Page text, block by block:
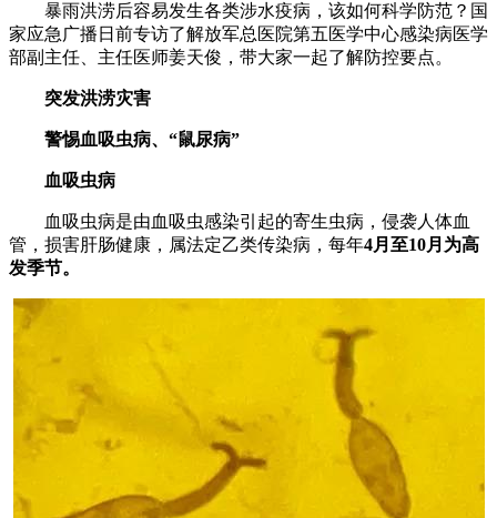
暴雨洪涝后容易发生各类涉水疫病，该如何科学防范？国
家应急广播日前专访了解放军总医院第五医学中心感染病医学
部副主任、主任医师姜天俊，带大家一起了解防控要点。
突发洪涝灾害
警惕血吸虫病、“鼠尿病”
血吸虫病
血吸虫病是由血吸虫感染引起的寄生虫病，侵袭人体血
管，损害肝肠健康，属法定乙类传染病，每年4月至10月为高
发季节。